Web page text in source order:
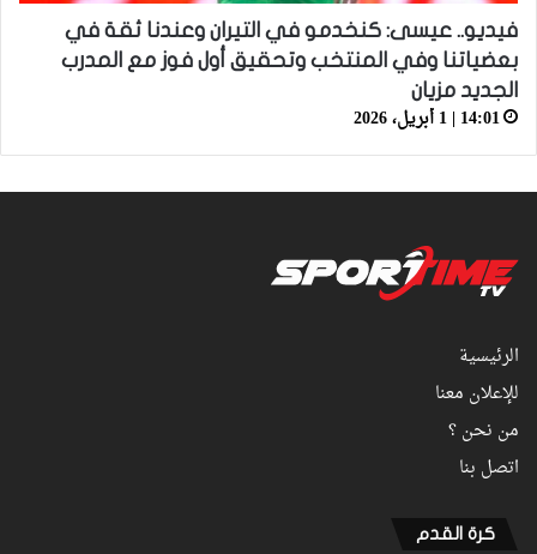
فيديو.. عيسى: كنخدمو في التيران وعندنا ثقة في
بعضياتنا وفي المنتخب وتحقيق أول فوز مع المدرب
الجديد مزيان
14:01 | 1 أبريل، 2026
الرئيسية
للإعلان معنا
من نحن ؟
اتصل بنا
كرة القدم